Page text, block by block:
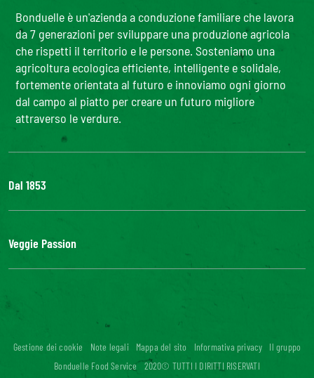
Bonduelle è un'azienda a conduzione familiare che lavora
da 7 generazioni per sviluppare una produzione agricola
che rispetti il territorio e le persone. Sosteniamo una
agricoltura ecologica efficiente, intelligente e solidale,
fortemente orientata al futuro e innoviamo ogni giorno
dal campo al piatto per creare un futuro migliore
attraverso le verdure.
Dal 1853
Il Gruppo
La nostra filiera
Lavora con noi
Veggie Passion
l'ABC delle verdure
Riciblog
Accessibilità digitale: non conforme
Gestione dei cookie Note legali Mappa del sito Informativa privacy
Il gruppo
Bonduelle Food Service
2020© TUTTI I DIRITTI RISERVATI